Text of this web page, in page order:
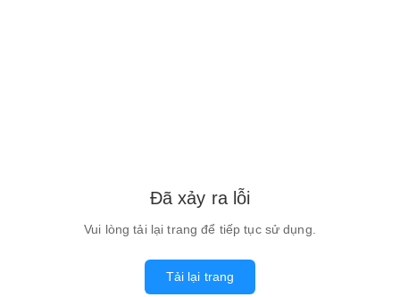
Đã xảy ra lỗi
Vui lòng tải lại trang để tiếp tục sử dụng.
Tải lại trang